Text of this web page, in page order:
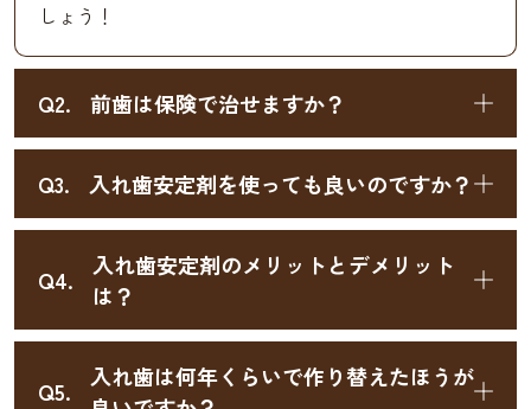
しょう！
Q2. 前歯は保険で治せますか？
Q3. 入れ歯安定剤を使っても良いのですか？
Q4.
入れ歯安定剤のメリットとデメリット
は？
Q5.
入れ歯は何年くらいで作り替えたほうが